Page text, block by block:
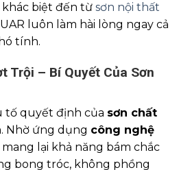
khác biệt đến từ sơn nội thất
luôn làm hài lòng ngay cả
tính.
Trội – Bí Quyết Của Sơn
tố quyết định của sơn chất
Nhờ ứng dụng công nghệ
mang lại khả năng bám chắc
bong tróc, không phồng